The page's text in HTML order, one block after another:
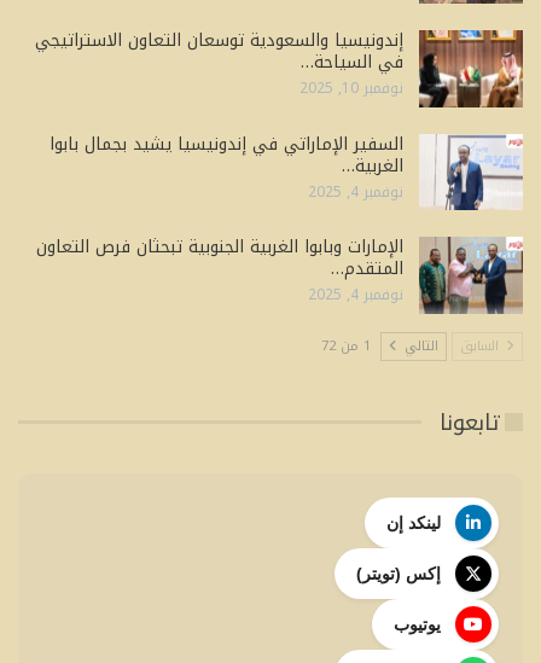
إندونيسيا والسعودية توسعان التعاون الاستراتيجي
في السياحة…
نوفمبر 10, 2025
السفير الإماراتي في إندونيسيا يشيد بجمال بابوا
الغربية…
نوفمبر 4, 2025
الإمارات وبابوا الغربية الجنوبية تبحثان فرص التعاون
المتقدم…
نوفمبر 4, 2025
السابق التالي 1 من 72
تابعونا
لينكد إن
إكس (تويتر)
يوتيوب